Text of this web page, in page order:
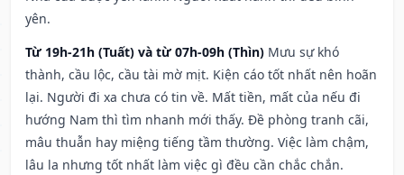
yên.
Từ 19h-21h (Tuất) và từ 07h-09h (Thìn) Mưu sự khó
thành, cầu lộc, cầu tài mờ mịt. Kiện cáo tốt nhất nên hoãn
lại. Người đi xa chưa có tin về. Mất tiền, mất của nếu đi
hướng Nam thì tìm nhanh mới thấy. Đề phòng tranh cãi,
mâu thuẫn hay miệng tiếng tầm thường. Việc làm chậm,
lâu la nhưng tốt nhất làm việc gì đều cần chắc chắn.